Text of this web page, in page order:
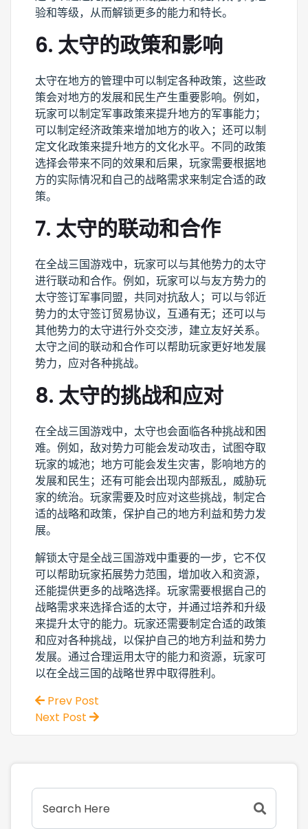
验和等级，从而解锁更多的能力和特长。
6. 太守的政策和影响
太守在地方的管理中可以制定各种政策，这些政
策会对地方的发展和民生产生重要影响。例如，
玩家可以制定军事政策来提升地方的军事能力；
可以制定经济政策来增加地方的收入；还可以制
定文化政策来提升地方的文化水平。不同的政策
选择会带来不同的效果和后果，玩家需要根据地
方的实际情况和自己的战略需求来制定合适的政
策。
7. 太守的联动和合作
在全战三国游戏中，玩家可以与其他势力的太守
进行联动和合作。例如，玩家可以与友方势力的
太守签订军事同盟，共同对抗敌人；可以与邻近
势力的太守签订贸易协议，互通有无；还可以与
其他势力的太守进行外交交涉，建立友好关系。
太守之间的联动和合作可以帮助玩家更好地发展
势力，应对各种挑战。
8. 太守的挑战和应对
在全战三国游戏中，太守也会面临各种挑战和困
难。例如，敌对势力可能会发动攻击，试图夺取
玩家的城池；地方可能会发生灾害，影响地方的
发展和民生；还有可能会出现内部叛乱，威胁玩
家的统治。玩家需要及时应对这些挑战，制定合
适的战略和政策，保护自己的地方利益和势力发
展。
解锁太守是全战三国游戏中重要的一步，它不仅
可以帮助玩家拓展势力范围，增加收入和资源，
还能提供更多的战略选择。玩家需要根据自己的
战略需求来选择合适的太守，并通过培养和升级
来提升太守的能力。玩家还需要制定合适的政策
和应对各种挑战，以保护自己的地方利益和势力
发展。通过合理运用太守的能力和资源，玩家可
以在全战三国的战略世界中取得胜利。
Prev Post
Next Post